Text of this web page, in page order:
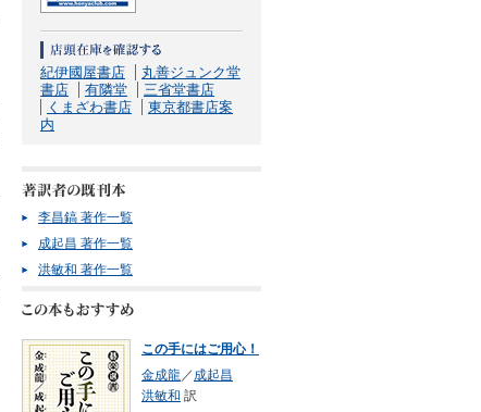
紀伊國屋書店
丸善ジュンク堂
書店
有隣堂
三省堂書店
くまざわ書店
東京都書店案
内
李昌鎬 著作一覧
成起昌 著作一覧
洪敏和 著作一覧
この手にはご用心！
金成龍／ 成起昌
洪敏和 訳